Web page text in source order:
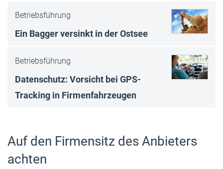
Betriebsführung
Ein Bagger versinkt in der Ostsee
Betriebsführung
Datenschutz: Vorsicht bei GPS-
Tracking in Firmenfahrzeugen
Auf den Firmensitz des Anbieters
achten